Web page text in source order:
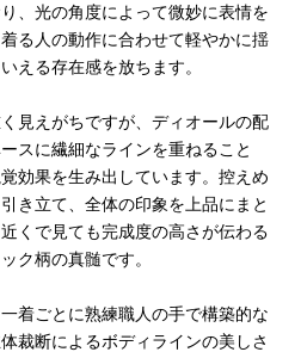
、光の角度によって微妙に表情を
る人の動作に合わせて軽やかに揺
える存在感を放ちます。
見えがちですが、ディオールの配
スに繊細なラインを重ねること
効果を生み出しています。控えめ
き立て、全体の印象を上品にまと
くで見ても完成度の高さが伝わる
ク柄の真髄です。
着ごとに熟練職人の手で構築的な
裁断によるボディラインの美しさ